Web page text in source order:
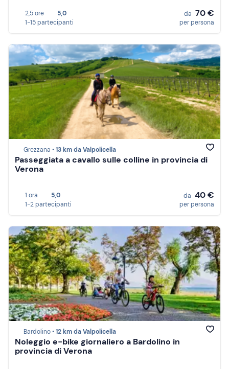
2,5 ore
5,0
1-15 partecipanti
da 70 €
per persona
Grezzana •13 km da Valpolicella
Passeggiata a cavallo sulle colline in provincia di
Verona
1 ora
5,0
1-2 partecipanti
da 40 €
per persona
Bardolino •12 km da Valpolicella
Noleggio e-bike giornaliero a Bardolino in
provincia di Verona